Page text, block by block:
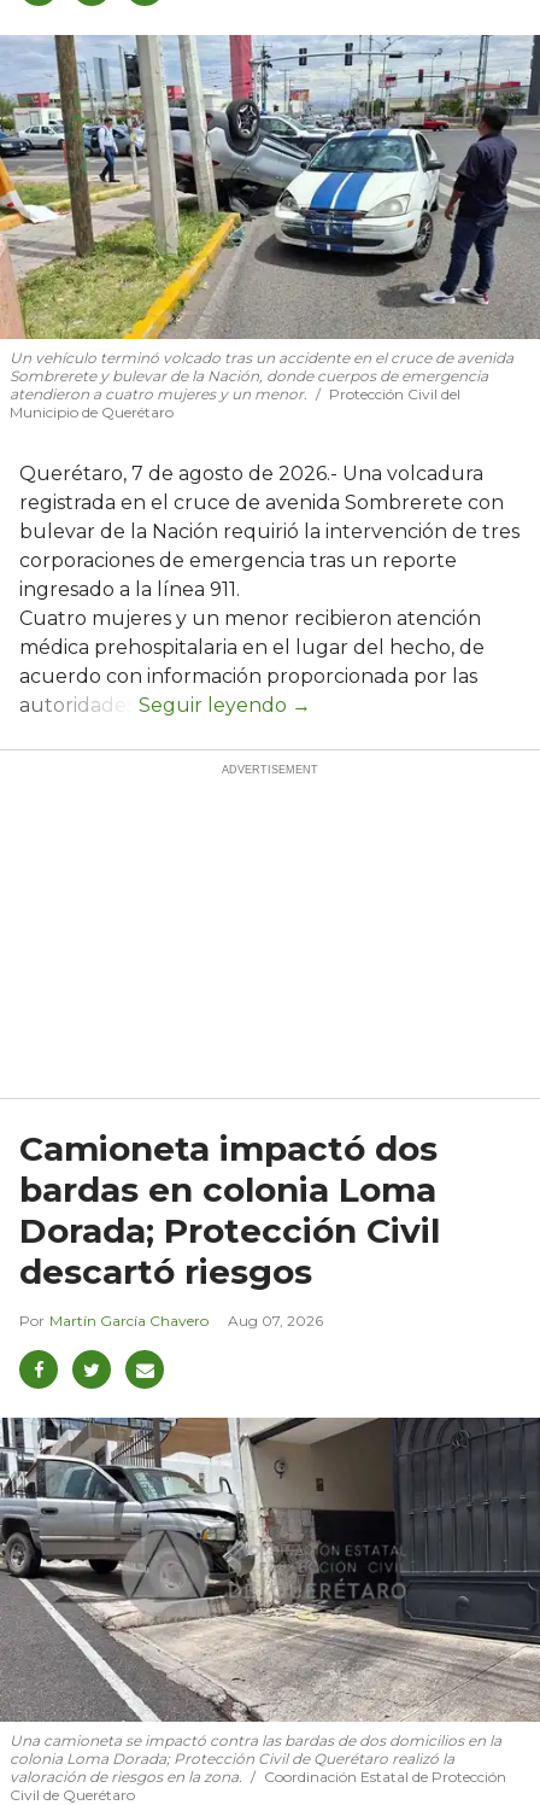
Un vehículo terminó volcado tras un accidente en el cruce de avenida
Sombrerete y bulevar de la Nación, donde cuerpos de emergencia
atendieron a cuatro mujeres y un menor.
Protección Civil del
Municipio de Querétaro
Querétaro, 7 de agosto de 2026.- Una volcadura
registrada en el cruce de avenida Sombrerete con
bulevar de la Nación requirió la intervención de tres
corporaciones de emergencia tras un reporte
ingresado a la línea 911.
Cuatro mujeres y un menor recibieron atención
médica prehospitalaria en el lugar del hecho, de
acuerdo con información proporcionada por las
autoridades.
Camioneta impactó dos
bardas en colonia Loma
Dorada; Protección Civil
descartó riesgos
Martín García Chavero Aug 07, 2026
Una camioneta se impactó contra las bardas de dos domicilios en la
colonia Loma Dorada; Protección Civil de Querétaro realizó la
valoración de riesgos en la zona.
Coordinación Estatal de Protección
Civil de Querétaro